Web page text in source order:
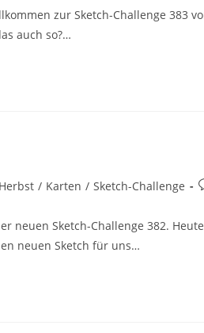
zur Sketch-Challenge 383
auch so?…
Herbst / Karten / Sketch-Challenge
neuen Sketch-Challenge 382.
neuen Sketch für uns…